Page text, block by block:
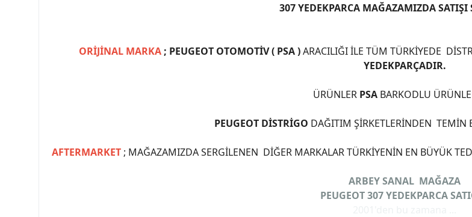
307 YEDEKPARCA MAĞAZAMIZDA SATIŞI
ORİJİNAL MARKA; PEUGEOT OTOMOTİV ( PSA )ARACILIĞI İLE TÜM TÜRKİYEDE
YEDEKPARÇADIR.
ÜRÜNLER PSA BARKODLU
PEUGEOT DİSTRİGO DAĞITIM ŞİRKETLERİNDEN TEMİN
AFTERMARKET ; MAĞAZAMIZDA SERGİLENEN DİĞER MARKALAR TÜRKİYENİN EN BÜYÜK
ARBEY SANAL MAĞAZA
PEUGEOT 307 YEDEKPARCA